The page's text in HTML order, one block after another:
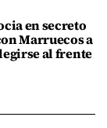
en secreto
Marruecos a
al frente